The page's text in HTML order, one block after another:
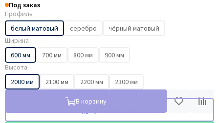
Под заказ
Профиль
белый матовый
серебро
чёрный матовый
Ширина
600 мм
700 мм 800 мм
900 мм
Высота
2000 мм
2100 мм 2200 мм 2300 мм
В корзину